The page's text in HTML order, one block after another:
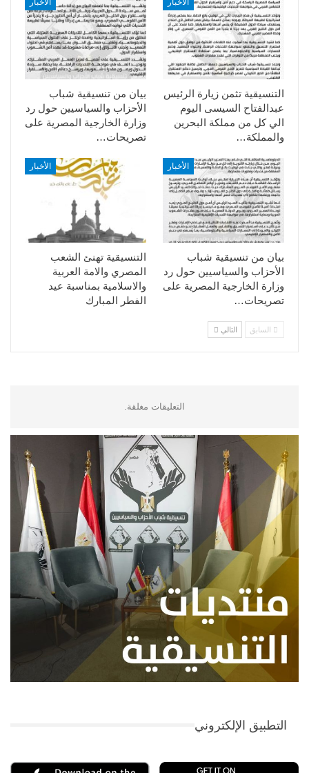
الأخبار
بيان من تنسيقية شباب
الأحزاب والسياسيين حول رد
وزارة الخارجية المصرية على
تصريحات…
الأخبار
التنسيقية تثمن زيارة الرئيس
عبدالفتاح السيسى اليوم
الي كل من مملكة البحرين
والمملكة…
الأخبار
التنسيقية تهنئ الشعب
المصري والامة العربية
والاسلامية بمناسبة عيد
الفطر المبارك
الأخبار
بيان من تنسيقية شباب
الأحزاب والسياسيين حول رد
وزارة الخارجية المصرية على
تصريحات…
السابق التالي
التعليقات مغلقة.
التطبيق الإلكتروني